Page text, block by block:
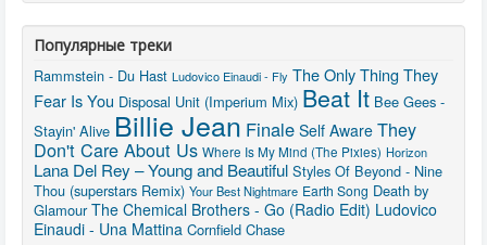
Популярные треки
Rammstein - Du Hast Ludovico Einaudi - Fly The Only Thing They
Fear Is You Disposal Unit (Imperium Mix) Beat It Bee Gees -
Stayin' Alive Billie Jean Finale Self Aware They
Don't Care About Us Where Is My Mind (The Pixies) Horizon
Lana Del Rey – Young and Beautiful Styles Of Beyond - Nine
Thou (superstars Remix) Your Best Nightmare Earth Song Death by
Glamour The Chemical Brothers - Go (Radio Edit) Ludovico
Einaudi - Una Mattina Cornfield Chase